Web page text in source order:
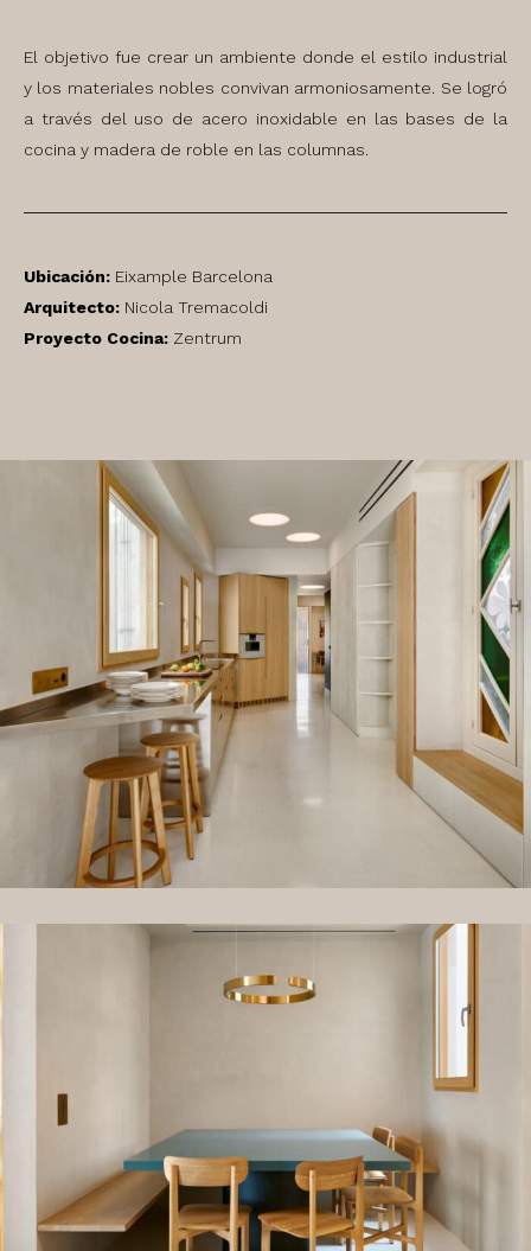
El objetivo fue crear un ambiente donde el estilo industrial
y los materiales nobles convivan armoniosamente. Se logró
a través del uso de acero inoxidable en las bases de la
cocina y madera de roble en las columnas.
Ubicación: Eixample Barcelona
Arquitecto: Nicola Tremacoldi
Proyecto Cocina: Zentrum